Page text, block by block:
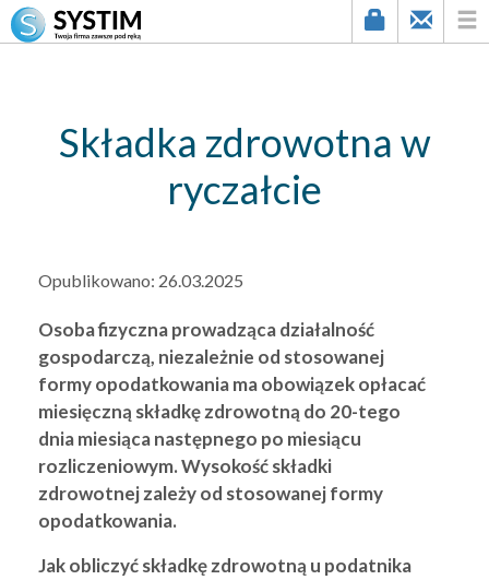
string(3) "437"
Składka zdrowotna w
ryczałcie
Opublikowano: 26.03.2025
Osoba fizyczna prowadząca działalność
gospodarczą, niezależnie od stosowanej
formy opodatkowania ma obowiązek opłacać
miesięczną składkę zdrowotną do 20-tego
dnia miesiąca następnego po miesiącu
rozliczeniowym. Wysokość składki
zdrowotnej zależy od stosowanej formy
opodatkowania.
Jak obliczyć składkę zdrowotną u podatnika